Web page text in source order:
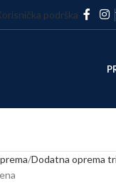
podrška
Dodatna oprema